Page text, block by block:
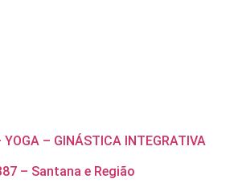
– GINÁSTICA INTEGRATIVA
– Santana e Região